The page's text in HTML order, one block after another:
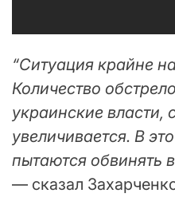
“Ситуация крайне
Количество
украинские власти,
увеличивается. В
пытаются обвинять
— сказал